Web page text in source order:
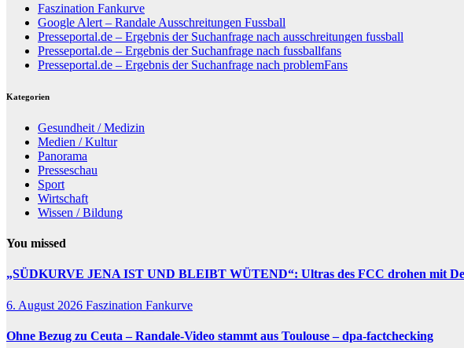
Faszination Fankurve
Google Alert – Randale Ausschreitungen Fussball
Presseportal.de – Ergebnis der Suchanfrage nach ausschreitungen fussball
Presseportal.de – Ergebnis der Suchanfrage nach fussballfans
Presseportal.de – Ergebnis der Suchanfrage nach problemFans
Kategorien
Gesundheit / Medizin
Medien / Kultur
Panorama
Presseschau
Sport
Wirtschaft
Wissen / Bildung
You missed
„SÜDKURVE JENA IST UND BLEIBT WÜTEND“: Ultras des FCC drohen mit
6. August 2026 Faszination Fankurve
Ohne Bezug zu Ceuta –Randale-Video stammt aus Toulouse – dpa-factchecking